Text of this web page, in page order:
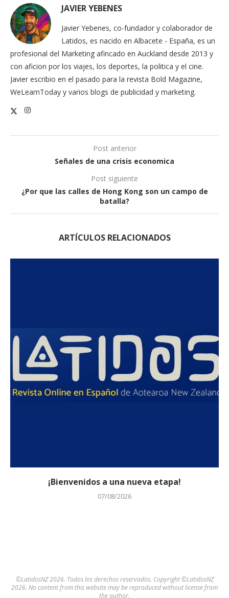
JAVIER YEBENES
Javier Yebenes, co-fundador y colaborador de
Latidos, es nacido en Albacete - España, es un
profesional del Marketing afincado en Auckland desde 2013 y
con aficion por los viajes, los deportes, la politica y el cine.
Javier escribio en el pasado para la revista Bold Magazine,
WeLearnToday y varios blogs de publicidad y marketing.
Post anterior
Señales de una crisis economica
Post siguiente
¿Por que las calles de Hong Kong son un campo de
batalla?
ARTÍCULOS RELACIONADOS
¡Bienvenidos a una nueva etapa!
07/08/2026
©LatidosNZ 2026. Todos los derechos reservados. Copyright ©LatidosNZ
2026. No content from this website may be reproduced without license from
the author.